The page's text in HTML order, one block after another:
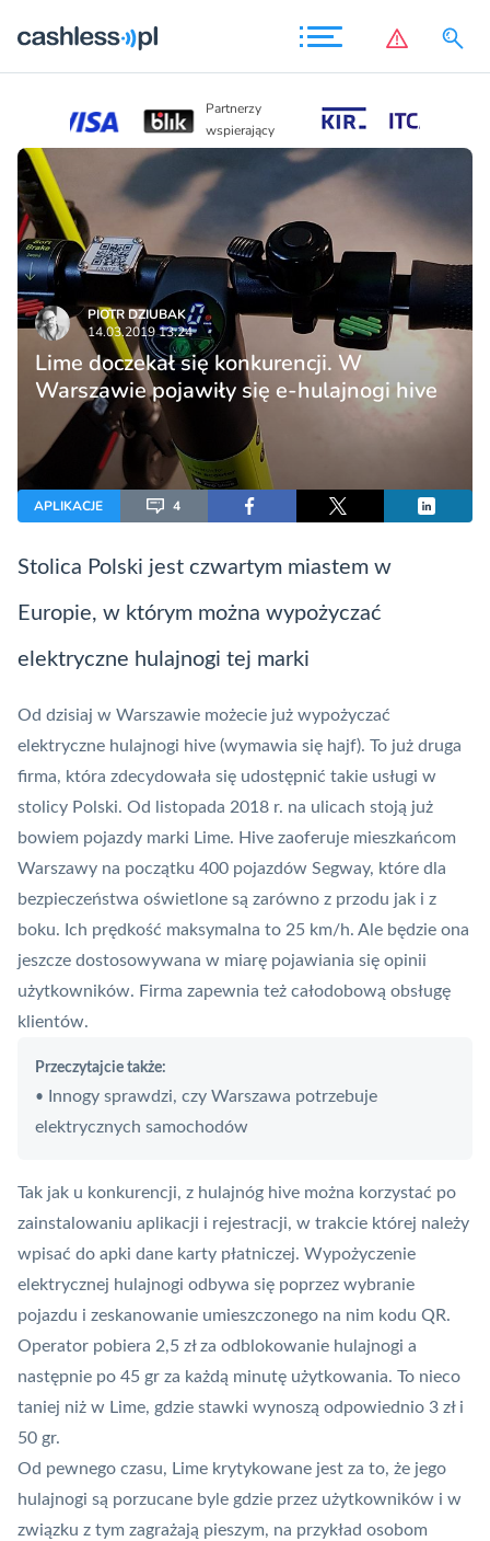
Partnerzy
wspierający
PIOTR DZIUBAK
14.03.2019 13:24
Lime doczekał się konkurencji. W
Warszawie pojawiły się e-hulajnogi hive
APLIKACJE 4
Stolica Polski jest czwartym miastem w
Europie, w którym można wypożyczać
elektryczne hulajnogi tej marki
Od dzisiaj w Warszawie możecie już wypożyczać
elektryczne hulajnogi hive (wymawia się hajf). To już druga
firma, która zdecydowała się udostępnić takie usługi w
stolicy Polski. Od listopada 2018 r. na ulicach stoją już
bowiem pojazdy marki Lime. Hive zaoferuje mieszkańcom
Warszawy na początku 400 pojazdów Segway, które dla
bezpieczeństwa oświetlone są zarówno z przodu jak i z
boku. Ich prędkość maksymalna to 25 km/h. Ale będzie ona
jeszcze dostosowywana w miarę pojawiania się opinii
użytkowników. Firma zapewnia też całodobową obsługę
klientów.
Przeczytajcie także:
•
Innogy sprawdzi, czy Warszawa potrzebuje
elektrycznych samochodów
Tak jak u konkurencji, z hulajnóg hive można korzystać po
zainstalowaniu aplikacji i rejestracji, w trakcie której należy
wpisać do apki dane karty płatniczej. Wypożyczenie
elektrycznej hulajnogi odbywa się poprzez wybranie
pojazdu i zeskanowanie umieszczonego na nim kodu QR.
Operator pobiera 2,5 zł za odblokowanie hulajnogi a
następnie po 45 gr za każdą minutę użytkowania. To nieco
taniej niż w Lime, gdzie stawki wynoszą odpowiednio 3 zł i
50 gr.
Od pewnego czasu, Lime krytykowane jest za to, że jego
hulajnogi są porzucane byle gdzie przez użytkowników i w
związku z tym zagrażają pieszym, na przykład osobom